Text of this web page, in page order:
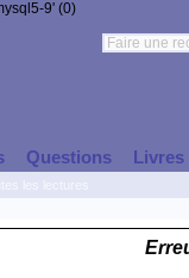
9' (0)
Questions Livres